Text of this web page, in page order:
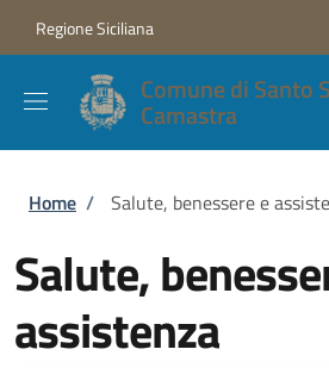
Regione Siciliana
Comune di Santo
Camastra
Briciole di pane
Home / Salute, benessere e
Salute,
assistenza